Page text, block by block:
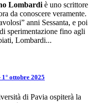
Lombardi è uno scrittore
da conoscere veramente.
anni Sessanta, e poi
sperimentazione fino agli
Lombardi...
ottobre 2025
di Pavia ospiterà la